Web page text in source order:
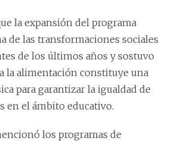
la expansión del programa
de las transformaciones sociales
de los últimos años y sostuvo
la alimentación constituye una
para garantizar la igualdad de
en el ámbito educativo.
los programas de